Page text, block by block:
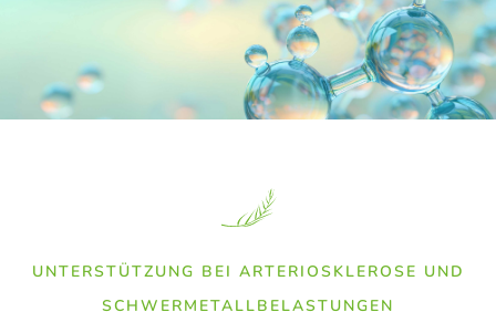
UNTERSTÜTZUNG BEI ARTERIOSKLEROSE UND
SCHWERMETALLBELASTUNGEN